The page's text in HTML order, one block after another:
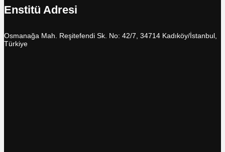
Enstitü Adresi
Osmanağa Mah. Reşitefendi Sk. No: 42/7, 34714 Kadıköy/İstanbul,
Türkiye